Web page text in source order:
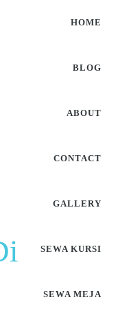
HOME
BLOG
ABOUT
CONTACT
GALLERY
SEWA KURSI
SEWA MEJA